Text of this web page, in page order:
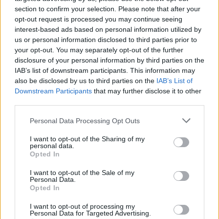
section to confirm your selection. Please note that after your
opt-out request is processed you may continue seeing
interest-based ads based on personal information utilized by
us or personal information disclosed to third parties prior to
your opt-out. You may separately opt-out of the further
disclosure of your personal information by third parties on the
IAB’s list of downstream participants. This information may
also be disclosed by us to third parties on the IAB’s List of
Downstream Participants that may further disclose it to other
Personal Data Processing Opt Outs
I want to opt-out of the Sharing of my
personal data.
Opted In
I want to opt-out of the Sale of my
Personal Data.
Opted In
I want to opt-out of processing my
Personal Data for Targeted Advertising.
delFenerbache– il quale secondo ilCorriere dello
Sportsarebbe più propenso ad accettare la corte dell’
REDAZIONE
Twitter: @Calciopremier